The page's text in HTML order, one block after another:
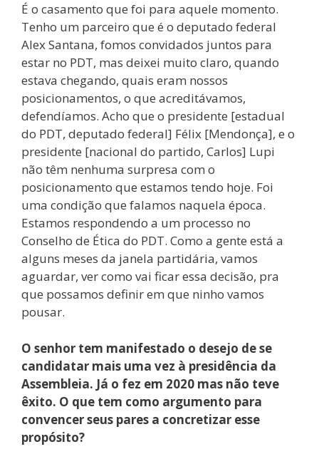
É o casamento que foi para aquele momento.
Tenho um parceiro que é o deputado federal
Alex Santana, fomos convidados juntos para
estar no PDT, mas deixei muito claro, quando
estava chegando, quais eram nossos
posicionamentos, o que acreditávamos,
defendíamos. Acho que o presidente [estadual
do PDT, deputado federal] Félix [Mendonça], e o
presidente [nacional do partido, Carlos] Lupi
não têm nenhuma surpresa com o
posicionamento que estamos tendo hoje. Foi
uma condição que falamos naquela época.
Estamos respondendo a um processo no
Conselho de Ética do PDT. Como a gente está a
alguns meses da janela partidária, vamos
aguardar, ver como vai ficar essa decisão, pra
que possamos definir em que ninho vamos
pousar.
O senhor tem manifestado o desejo de se
candidatar mais uma vez à presidência da
Assembleia. Já o fez em 2020 mas não teve
êxito. O que tem como argumento para
convencer seus pares a concretizar esse
propósito?